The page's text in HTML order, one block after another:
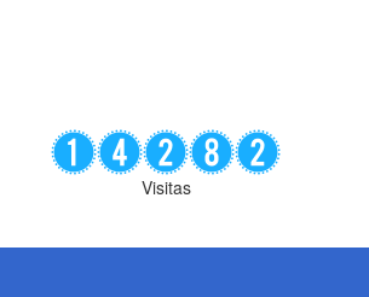
Visitas